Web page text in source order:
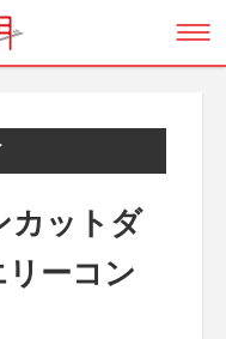
カットダ
ーコン